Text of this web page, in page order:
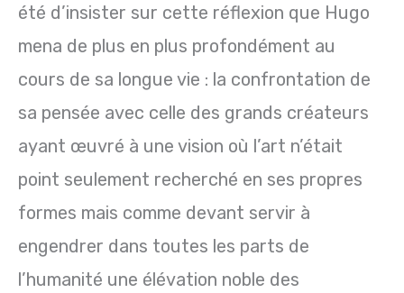
été d’insister sur cette réflexion que Hugo
mena de plus en plus profondément au
cours de sa longue vie : la confrontation de
sa pensée avec celle des grands créateurs
ayant œuvré à une vision où l’art n’était
point seulement recherché en ses propres
formes mais comme devant servir à
engendrer dans toutes les parts de
l’humanité une élévation noble des